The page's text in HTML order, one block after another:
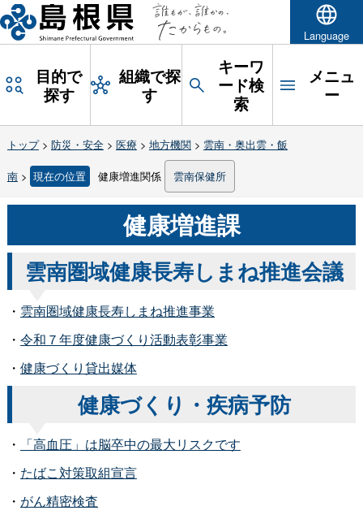
Language
目的で
探す
組織で探
す
キーワ
ード検
索
メニュ
ー
トップ> 防災・安全> 医療 > 地方機関> 雲南・奥出雲・飯
南> 現在の位置 健康増進関係 雲南保健所
健康増進課
雲南圏域健康長寿しまね推進会議
・ 雲南圏域健康長寿しまね推進事業
・ 令和７年度健康づくり活動表彰事業
・ 健康づくり貸出媒体
健康づくり・疾病予防
・
「高血圧」は脳卒中の最大リスクです
・ たばこ対策取組宣言
・ がん精密検査